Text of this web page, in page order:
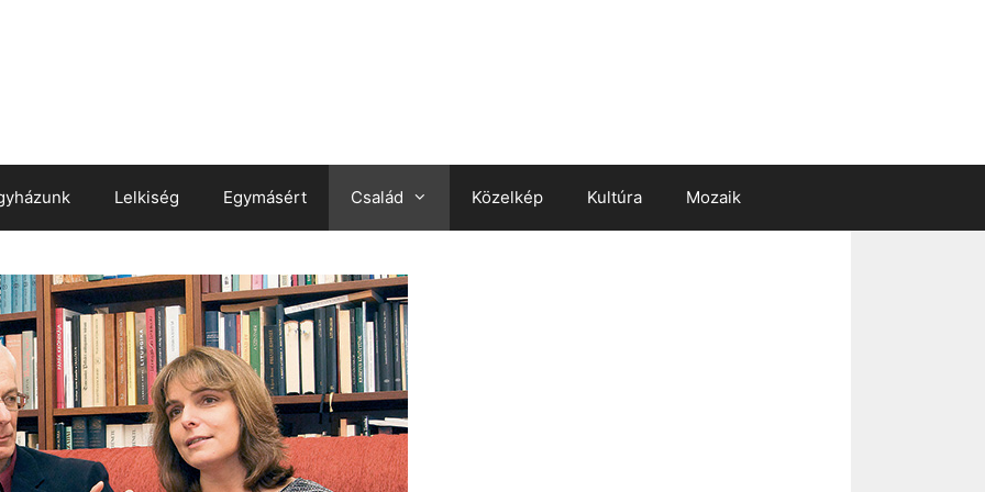
Lelkiség Egymásért Család Közelkép Kultúra Mozaik